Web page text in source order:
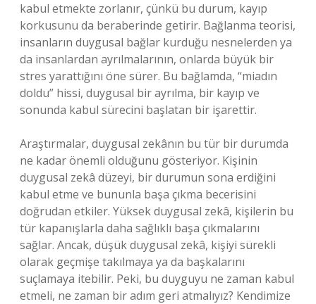
kabul etmekte zorlanır, çünkü bu durum, kayıp
korkusunu da beraberinde getirir. Bağlanma teorisi,
insanların duygusal bağlar kurduğu nesnelerden ya
da insanlardan ayrılmalarının, onlarda büyük bir
stres yarattığını öne sürer. Bu bağlamda, “miadın
doldu” hissi, duygusal bir ayrılma, bir kayıp ve
sonunda kabul sürecini başlatan bir işarettir.
Araştırmalar, duygusal zekânın bu tür bir durumda
ne kadar önemli olduğunu gösteriyor. Kişinin
duygusal zekâ düzeyi, bir durumun sona erdiğini
kabul etme ve bununla başa çıkma becerisini
doğrudan etkiler. Yüksek duygusal zekâ, kişilerin bu
tür kapanışlarla daha sağlıklı başa çıkmalarını
sağlar. Ancak, düşük duygusal zekâ, kişiyi sürekli
olarak geçmişe takılmaya ya da başkalarını
suçlamaya itebilir. Peki, bu duyguyu ne zaman kabul
etmeli, ne zaman bir adım geri atmalıyız? Kendimize